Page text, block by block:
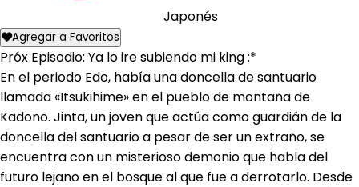
Japonés
Agregar a Favoritos
Próx Episodio: Ya lo ire subiendo mi king :*
En el periodo Edo, había una doncella de santuario
llamada «Itsukihime» en el pueblo de montaña de
Kadono. Jinta, un joven que actúa como guardián de la
doncella del santuario a pesar de ser un extraño, se
encuentra con un misterioso demonio que habla del
futuro lejano en el bosque al que fue a derrotarlo. Desde